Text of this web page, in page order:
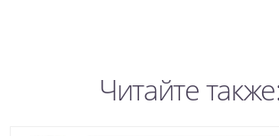
Читайте также: